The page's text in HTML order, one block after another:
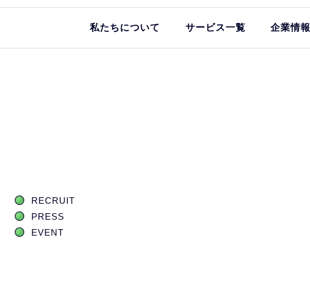
私たちについて サービス一覧 企業情報
RECRUIT
PRESS
EVENT